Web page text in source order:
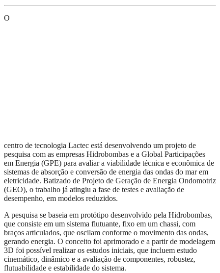
O
centro de tecnologia Lactec está desenvolvendo um projeto de
pesquisa com as empresas Hidrobombas e a Global Participações
em Energia (GPE) para avaliar a viabilidade técnica e econômica de
sistemas de absorção e conversão de energia das ondas do mar em
eletricidade. Batizado de Projeto de Geração de Energia Ondomotriz
(GEO), o trabalho já atingiu a fase de testes e avaliação de
desempenho, em modelos reduzidos.
A pesquisa se baseia em protótipo desenvolvido pela Hidrobombas,
que consiste em um sistema flutuante, fixo em um chassi, com
braços articulados, que oscilam conforme o movimento das ondas,
gerando energia. O conceito foi aprimorado e a partir de modelagem
3D foi possível realizar os estudos iniciais, que incluem estudo
cinemático, dinâmico e a avaliação de componentes, robustez,
flutuabilidade e estabilidade do sistema.